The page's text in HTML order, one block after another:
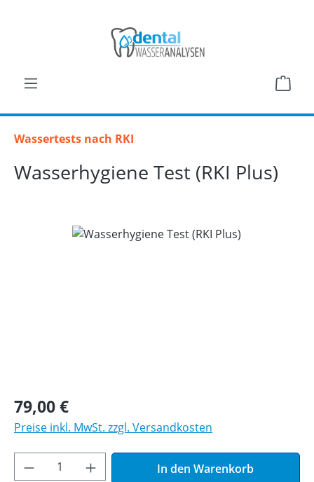
Wassertests nach RKI
Wasserhygiene Test (RKI Plus)
Bildergalerie überspringen
79,00 €
Preise inkl. MwSt. zzgl. Versandkosten
Produkt Anzahl: Gib den gewünschten
In den Warenkorb